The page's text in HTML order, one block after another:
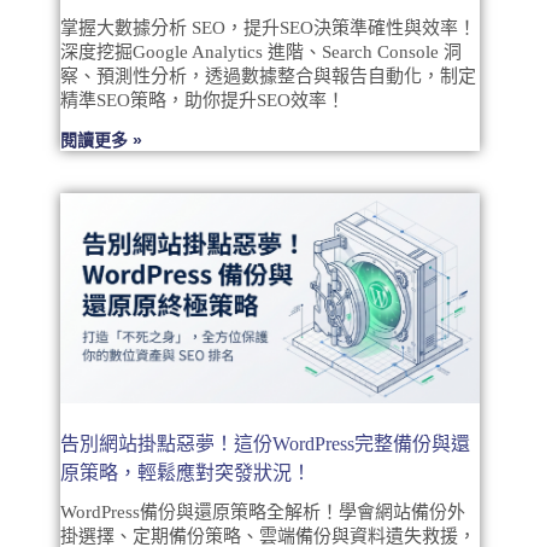
掌握大數據分析 SEO，提升SEO決策準確性與效率！
深度挖掘Google Analytics 進階、Search Console 洞
察、預測性分析，透過數據整合與報告自動化，制定
精準SEO策略，助你提升SEO效率！
閱讀更多 »
告別網站掛點惡夢！這份WordPress完整備份與還
原策略，輕鬆應對突發狀況！
WordPress備份與還原策略全解析！學會網站備份外
掛選擇、定期備份策略、雲端備份與資料遺失救援，